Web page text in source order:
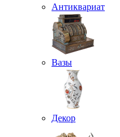
Антиквариат
Вазы
Декор